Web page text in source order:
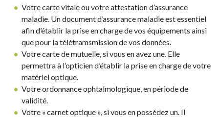
Votre carte vitale ou votre attestation d’assurance
maladie. Un document d’assurance maladie est essentiel
afin d’établir la prise en charge de vos équipements ainsi
que pour la télétramsmission de vos données.
Votre carte de mutuelle, si vous en avez une. Elle
permettra à l’opticien d’établir la prise en charge de votre
matériel optique.
Votre ordonnance ophtalmologique, en période de
validité.
Votre « carnet optique », si vous en possédez un. Il